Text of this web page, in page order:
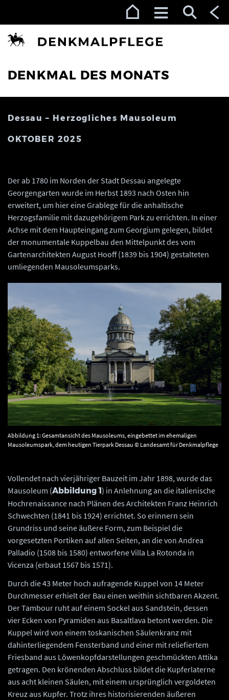
DENKMAL DES MONATS
Dessau – Herzogliches Mausoleum
OKTOBER 2025
Der ab 1780 im Norden der Stadt Dessau angelegte
Georgengarten wurde im Herbst 1893 nach Osten hin
erweitert, um hier eine Grablege für die anhaltische
Herzogsfamilie mit dazugehörigem Park zu errichten. In einer
Achse mit dem Haupteingang zum Georgium gelegen, bildet
der monumentale Kuppelbau den Mittelpunkt des vom
Gartenarchitekten August Hooff (1839 bis 1904) gestalteten
umliegenden Mausoleumsparks.
Abbildung 1: Gesamtansicht des Mausoleums, eingebettet im ehemaligen
Mausoleumspark, dem heutigen Tierpark Dessau © Landesamt für Denkmalpflege
Vollendet nach vierjähriger Bauzeit im Jahr 1898, wurde das
Mausoleum (Abbildung 1) in Anlehnung an die italienische
Hochrenaissance nach Plänen des Architekten Franz Heinrich
Schwechten (1841 bis 1924) errichtet. So erinnern sein
Grundriss und seine äußere Form, zum Beispiel die
vorgesetzten Portiken auf allen Seiten, an die von Andrea
Palladio (1508 bis 1580) entworfene Villa La Rotonda in
Vicenza (erbaut 1567 bis 1571).
Durch die 43 Meter hoch aufragende Kuppel von 14 Meter
Durchmesser erhielt der Bau einen weithin sichtbaren Akzent.
Der Tambour ruht auf einem Sockel aus Sandstein, dessen
vier Ecken von Pyramiden aus Basaltlava betont werden. Die
Kuppel wird von einem toskanischen Säulenkranz mit
dahinterliegendem Fensterband und einer mit reliefiertem
Friesband aus Löwenkopfdarstellungen geschmückten Attika
getragen. Den krönenden Abschluss bildet die Kupferlaterne
aus acht kleinen Säulen, mit einem ursprünglich vergoldeten
Kreuz aus Kupfer. Trotz ihres historisierenden äußeren